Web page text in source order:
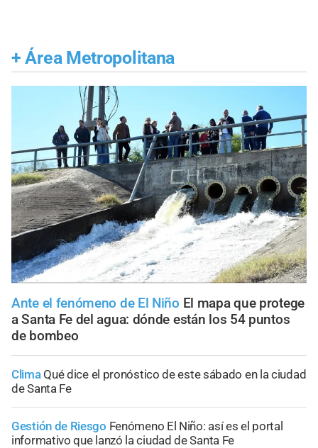
+ Área Metropolitana
Ante el fenómeno de El Niño El mapa que protege
a Santa Fe del agua: dónde están los 54 puntos
de bombeo
Clima Qué dice el pronóstico de este sábado en la ciudad
de Santa Fe
Gestión de Riesgo Fenómeno El Niño: así es el portal
informativo que lanzó la ciudad de Santa Fe